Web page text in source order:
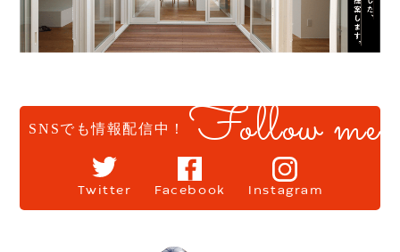
SNSでも情報配信中！ Follow me
Twitter Facebook Instagram